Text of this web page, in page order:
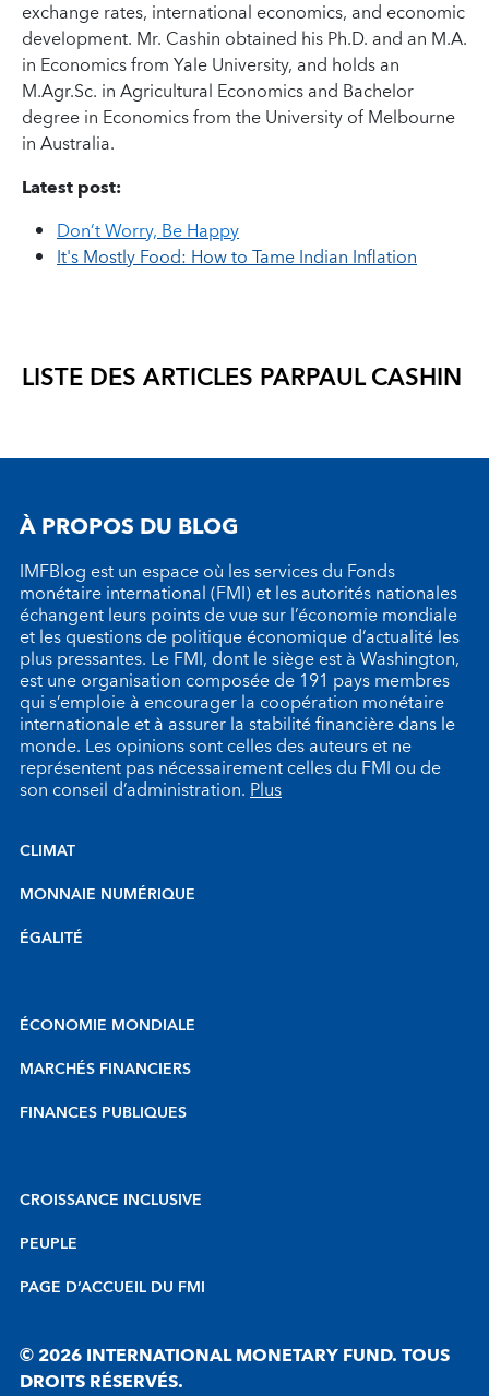
exchange rates, international economics, and economic
development. Mr. Cashin obtained his Ph.D. and an M.A.
in Economics from Yale University, and holds an
M.Agr.Sc. in Agricultural Economics and Bachelor
degree in Economics from the University of Melbourne
in Australia.
Latest post:
Don’t Worry, Be Happy
It's Mostly Food: How to Tame Indian Inflation
LISTE DES ARTICLES PARPAUL CASHIN
À PROPOS DU BLOG
IMFBlog est un espace où les services du Fonds
monétaire international (FMI) et les autorités nationales
échangent leurs points de vue sur l’économie mondiale
et les questions de politique économique d’actualité les
plus pressantes. Le FMI, dont le siège est à Washington,
est une organisation composée de 191 pays membres
qui s’emploie à encourager la coopération monétaire
internationale et à assurer la stabilité financière dans le
monde. Les opinions sont celles des auteurs et ne
représentent pas nécessairement celles du FMI ou de
son conseil d’administration.Plus
CLIMAT
MONNAIE NUMÉRIQUE
ÉGALITÉ
ÉCONOMIE MONDIALE
MARCHÉS FINANCIERS
FINANCES PUBLIQUES
CROISSANCE INCLUSIVE
PEUPLE
PAGE D’ACCUEIL DU FMI
© 2026 INTERNATIONAL MONETARY FUND. TOUS
DROITS RÉSERVÉS.